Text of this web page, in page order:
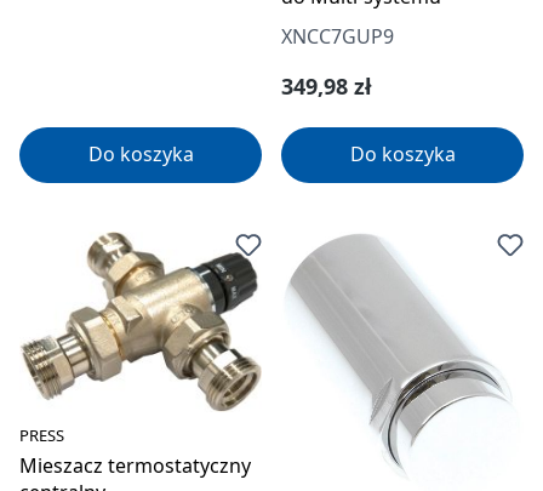
Do koszyka
XNCC7GUP9
Cena regularna:
349,98 zł
Do koszyka
PRESS
Mieszacz termostatyczny